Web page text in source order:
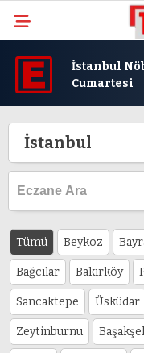
İstanbul
Cumartesi
İstanbul
Tümü Beykoz
Bağcılar Bakırköy
Sancaktepe Üsküdar
Zeytinburnu